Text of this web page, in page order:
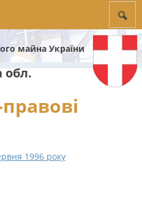
майна України
обл.
1996 року